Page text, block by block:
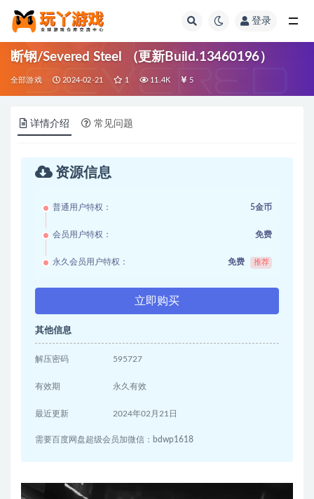
登录
断钢/Severed Steel （更新Build.13460196）
全部游戏 2024-02-21 1 11.4K 5
详情介绍 常见问题
资源信息
普通用户特权： 5金币
会员用户特权： 免费
永久会员用户特权： 免费 推荐
立即购买
其他信息
解压密码 595727
有效期 永久有效
最近更新 2024年02月21日
需要百度网盘超级会员加微信：bdwp1618